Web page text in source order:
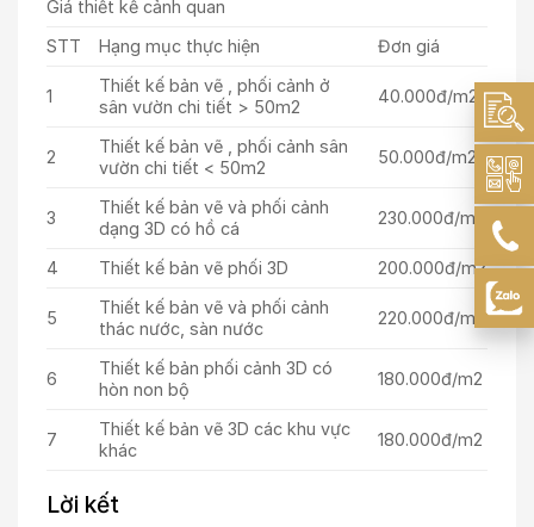
Giá thiết kế cảnh quan
STT
Hạng mục thực hiện Đơn giá
1
Thiết kế bản vẽ , phối cảnh ở
sân vườn chi tiết > 50m2
40.000đ/m2
2
Thiết kế bản vẽ , phối cảnh sân
vườn chi tiết < 50m2
50.000đ/m2
3
Thiết kế bản vẽ và phối cảnh
dạng 3D có hồ cá
230.000đ/m2
4 Thiết kế bản vẽ phối 3D 200.000đ/m2
5
Thiết kế bản vẽ và phối cảnh
thác nước, sàn nước
220.000đ/m2
6
Thiết kế bản phối cảnh 3D có
hòn non bộ
180.000đ/m2
7
Thiết kế bản vẽ 3D các khu vực
khác
180.000đ/m2
Lời kết